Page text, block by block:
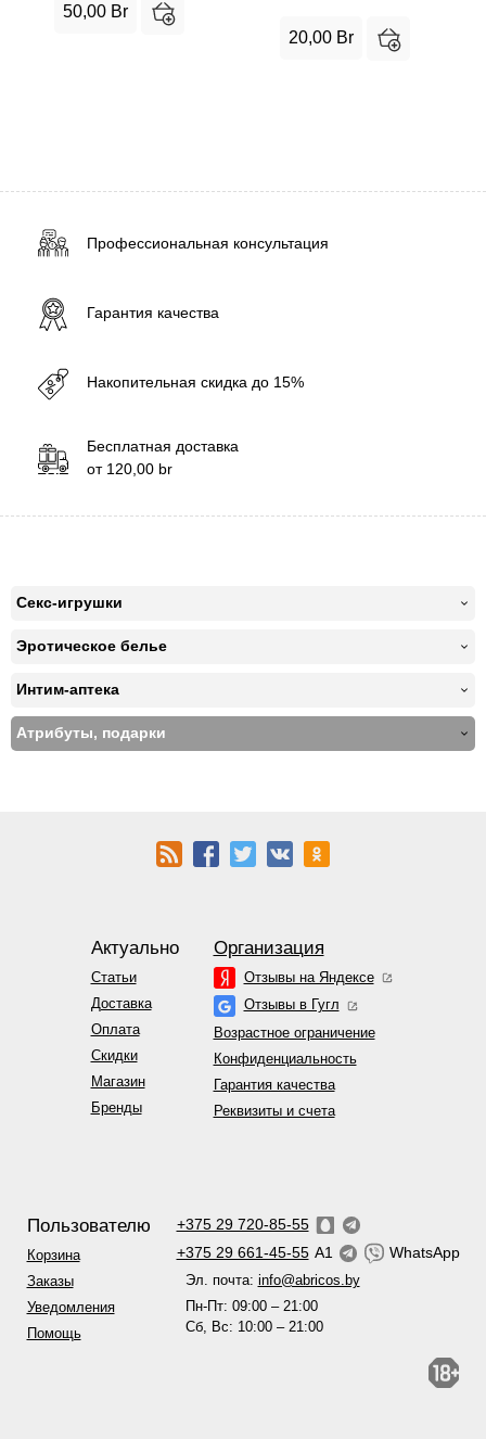
50,00 Br
20,00 Br
Профессиональная консультация
Гарантия качества
Накопительная скидка до 15%
Бесплатная доставка
от 120,00 br
Секс-игрушки
Эротическое белье
Интим-аптека
Атрибуты, подарки
Актуально
Статьи
Доставка
Оплата
Скидки
Магазин
Бренды
Организация
Отзывы на Яндексе
Отзывы в Гугл
Возрастное ограничение
Конфиденциальность
Гарантия качества
Реквизиты и счета
Пользователю
Корзина
Заказы
Уведомления
Помощь
+375 29 720-85-55
+375 29 661-45-55 A1 WhatsApp
Эл. почта: info@abricos.by
Пн-Пт: 09:00 – 21:00
Сб, Вс: 10:00 – 21:00